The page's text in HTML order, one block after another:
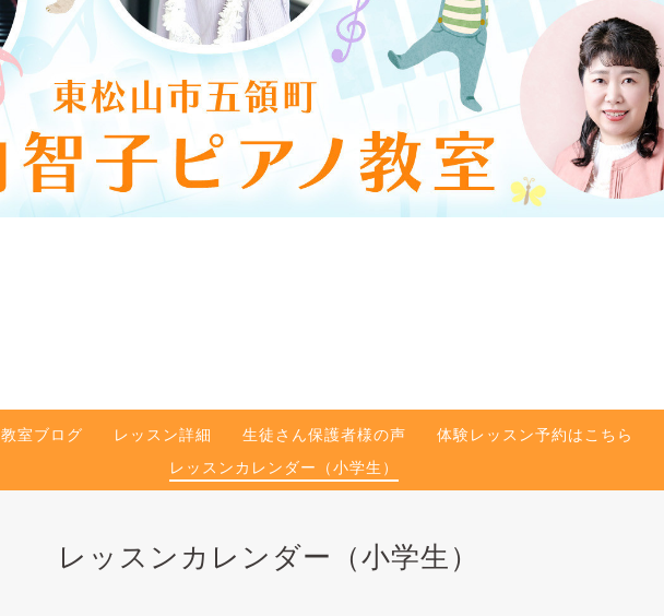
教室ブログ レッスン詳細 生徒さん保護者様の声 体験レッスン予約はこちら
レッスンカレンダー（小学生）
レッスンカレンダー（小学生）